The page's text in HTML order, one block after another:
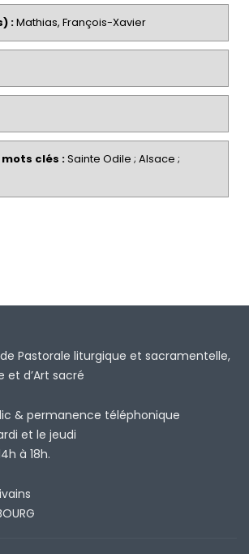
:Mathias, François-Xavier
clés :Sainte Odile ; Alsace ;
Pastorale liturgique et sacramentelle,
et d’Art sacré
& permanence téléphonique
et le jeudi
à 18h.